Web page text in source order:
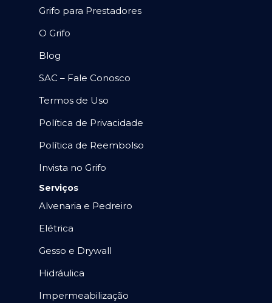
Grifo para Prestadores
O Grifo
Blog
SAC – Fale Conosco
Termos de Uso
Política de Privacidade
Política de Reembolso
Invista no Grifo
Serviços
Alvenaria e Pedreiro
Elétrica
Gesso e Drywall
Hidráulica
Impermeabilização